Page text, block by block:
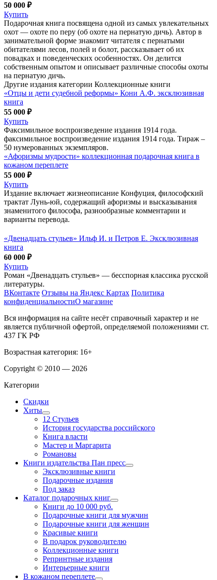
50 000 ₽
Купить
Подарочная книга посвящена одной из самых увлекательных
охот — охоте по перу (об охоте на пернатую дичь). Автор в
занимательной форме знакомит читателя с пернатыми
обитателями лесов, полей и болот, рассказывает об их
повадках и поведенческих особенностях. Он делится
собственным опытом и описывает различные способы охоты
на пернатую дичь.
Другие издания категории Коллекционные книги
«Отцы и дети судебной реформы» Кони А.Ф. эксклюзивная
книга
55 000 ₽
Купить
Факсимильное воспроизведение издания 1914 года.
факсимильное воспроизведение издания 1914 года. Тираж –
50 нумерованных экземпляров.
«Афоризмы мудрости» коллекционная подарочная книга в
кожаном переплете
55 000 ₽
Купить
Издание включает жизнеописание Конфуция, философский
трактат Лунь-юй, содержащий афоризмы и высказывания
знаменитого философа, разнообразные комментарии и
варианты перевода.
«Двенадцать стульев» Ильф И. и Петров Е. Эксклюзивная
книга
60 000 ₽
Купить
Роман «Двенадцать стульев» — бесспорная классика русской
литературы.
ВКонтакте Отзывы на Яндекс Картах Политика
конфиденциальностиО магазине
Вся информация на сайте несёт справочный характер и не
является публичной офертой, определяемой положениями ст.
437 ГК РФ
Возрастная категория: 16+
Copyright © 2010 — 2026
Категории
Скидки
Хиты
12 Стульев
История государства российского
Книга власти
Мастер и Маргарита
Романовы
Книги издательства Пан пресс
Эксклюзивные книги
Подарочные издания
Под заказ
Каталог подарочных книг
Книги до 10 000 руб.
Подарочные книги для мужчин
Подарочные книги для женщин
Красивые книги
В подарок руководителю
Коллекционные книги
Репринтные издания
Интерьерные книги
В кожаном переплете